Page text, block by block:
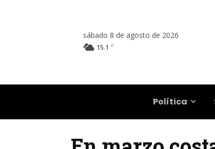
sábado 8 de agosto de 2026
15.1 C
Política